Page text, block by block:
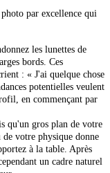
par excellence qui
les lunettes de
bords. Ces
: « J'ai quelque chose
potentielles veulent
en commençant par
qu'un gros plan de votre
votre physique donne
à la table. Après
un cadre naturel